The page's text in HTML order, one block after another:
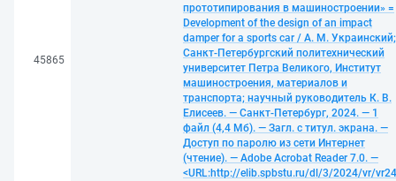
45865
прототипирования в машиностроении» =
Development of the design of an impact
damper for a sports car / А. М. Украинский;
Санкт-Петербургский политехнический
университет Петра Великого, Институт
машиностроения, материалов и
транспорта; научный руководитель К. В.
Елисеев. — Санкт-Петербург, 2024. — 1
файл (4,4 Мб). — Загл. с титул. экрана. —
Доступ по паролю из сети Интернет
(чтение). — Adobe Acrobat Reader 7.0. —
<URL:http://elib.spbstu.ru/dl/3/2024/vr/